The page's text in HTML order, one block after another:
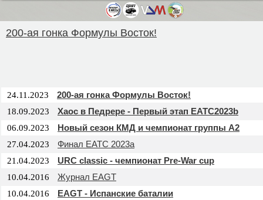
200-ая гонка Формулы Восток!
24.11.2023 200-ая гонка Формулы Восток!
18.09.2023 Хаос в Педрере - Первый этап EATC2023b
06.09.2023 Новый сезон КМД и чемпионат группы А2
27.04.2023 Финал EATC 2023a
21.04.2023 URC classic - чемпионат Pre-War cup
10.04.2016 Журнал EAGT
10.04.2016 EAGT - Испанские баталии